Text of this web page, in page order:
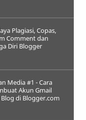
Plagiasi, Copas,
Comment dan
Diri Blogger
Media #1 - Cara
Akun Gmail
di Blogger.com